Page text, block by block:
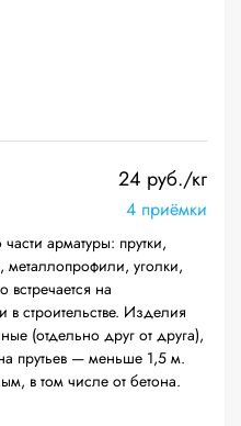
24 руб./кг
4 приёмки
арматуры: прутки,
металлопрофили, уголки,
на
строительстве. Изделия
(отдельно друг от друга),
прутьев — меньше 1,5 м.
в том числе от бетона.